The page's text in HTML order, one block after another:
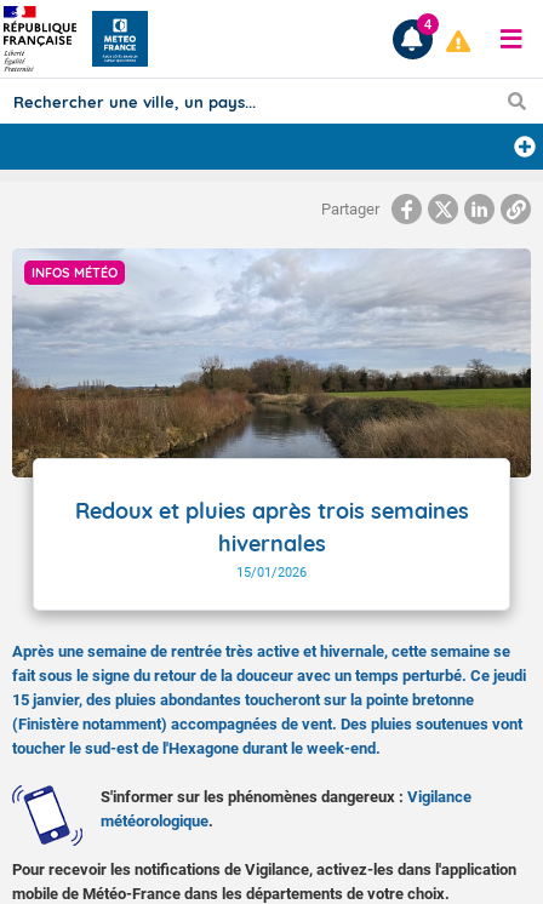
Prévisions
TOUS LES RÉSULTATS
Articles
4
Partager
INFOS MÉTÉO
Redoux et pluies après trois semaines
hivernales
15/01/2026
Après une semaine de rentrée très active et hivernale, cette semaine se
fait sous le signe du retour de la douceur avec un temps perturbé. Ce jeudi
15 janvier, des pluies abondantes toucheront sur la pointe bretonne
(Finistère notamment) accompagnées de vent. Des pluies soutenues vont
toucher le sud-est de l'Hexagone durant le week-end.
S'informer sur les phénomènes dangereux : Vigilance
météorologique.
Pour recevoir les notifications de Vigilance, activez-les dans l'application
mobile de Météo-France dans les départements de votre choix.